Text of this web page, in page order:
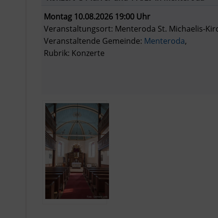
Montag 10.08.2026 19:00 Uhr
Veranstaltungsort: Menteroda St. Michaelis-
Veranstaltende Gemeinde: Menteroda,
Rubrik: Konzerte